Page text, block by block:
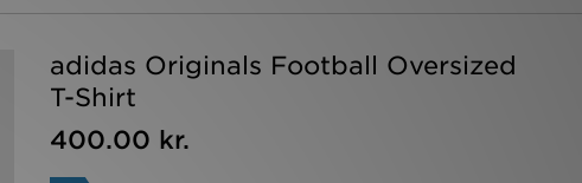
adidas Originals Football Oversized
T-Shirt
400.00 kr.